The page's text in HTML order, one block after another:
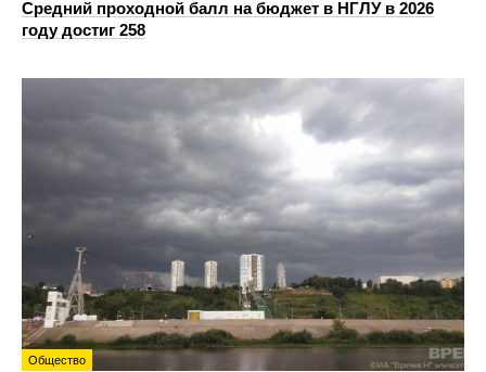
Средний проходной балл на бюджет в НГЛУ в 2026
году достиг 258
Общество